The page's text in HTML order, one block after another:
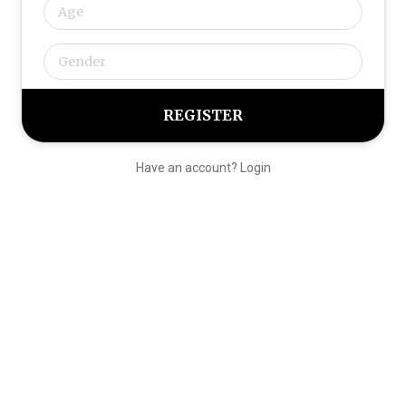
Have an account? Login